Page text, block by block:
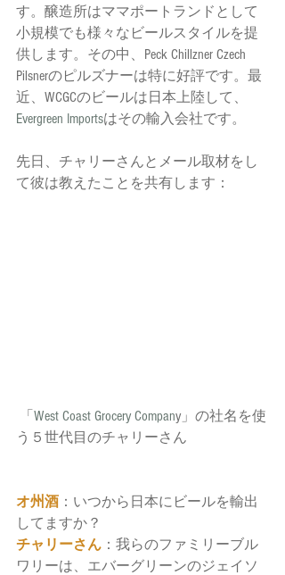
す。醸造所はママポートランドとして
小規模でも様々なビールスタイルを提
供します。その中、Peck Chillzner Czech
Pilsnerのピルズナーは特に好評です。最
近、WCGCのビールは日本上陸して、
Evergreen Importsはその輸入会社です。
先日、チャリーさんとメール取材をし
て彼は教えたことを共有します：
「 West Coast Grocery Company」の社名を使
う５世代目のチャリーさん
オ州酒 ：いつから日本にビールを輸出
してますか？
チャリーさん ：我らのファミリーブル
ワリーは、エバーグリーンのジェイソ